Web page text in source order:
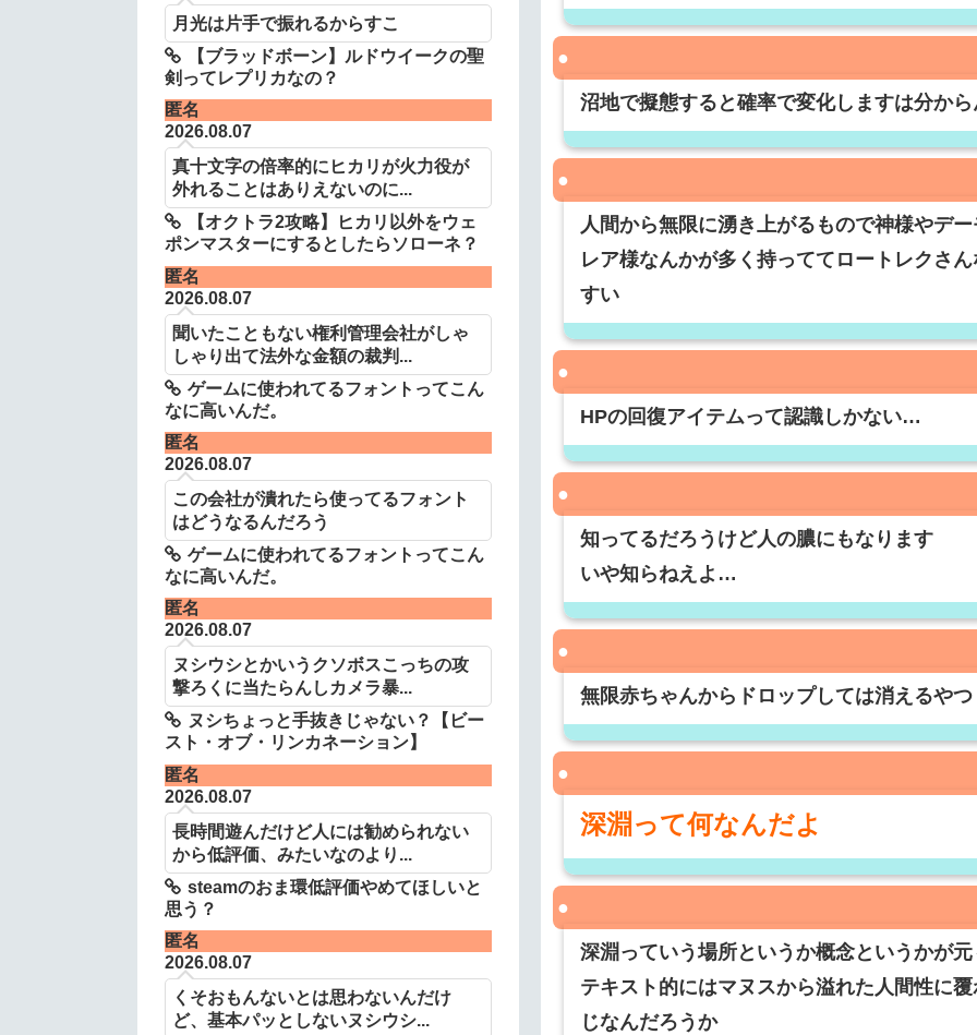
沼地で擬態すると確率で変化しますは分か
人間から無限に湧き上がるもので神様やデ
レア様なんかが多く持っててロートレクさ
すい
HPの回復アイテムって認識しかない…
知ってるだろうけど人の膿にもなります
いや知らねえよ…
無限赤ちゃんからドロップしては消えるやつ
深淵って何なんだよ
深淵っていう場所というか概念というかが
テキスト的にはマヌスから溢れた人間性に
じなんだろうか
月光は片手で振れるからすこ
【ブラッドボーン】ルドウイークの聖
剣ってレプリカなの？
匿名
2026.08.07
真十文字の倍率的にヒカリが火力役が
外れることはありえないのに...
【オクトラ2攻略】ヒカリ以外をウェ
ポンマスターにするとしたらソローネ？
匿名
2026.08.07
聞いたこともない権利管理会社がしゃ
しゃり出て法外な金額の裁判...
ゲームに使われてるフォントってこん
なに高いんだ。
匿名
2026.08.07
この会社が潰れたら使ってるフォント
はどうなるんだろう
ゲームに使われてるフォントってこん
なに高いんだ。
匿名
2026.08.07
ヌシウシとかいうクソボスこっちの攻
撃ろくに当たらんしカメラ暴...
ヌシちょっと手抜きじゃない？【ビー
スト・オブ・リンカネーション】
匿名
2026.08.07
長時間遊んだけど人には勧められない
から低評価、みたいなのより...
steamのおま環低評価やめてほしいと
思う？
匿名
2026.08.07
くそおもんないとは思わないんだけ
ど、基本パッとしないヌシウシ...